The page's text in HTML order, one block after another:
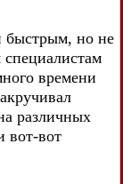
но не
времени
различных
вот-вот